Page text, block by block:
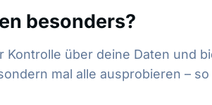
besonders?
über deine Daten und
mal alle ausprobieren –